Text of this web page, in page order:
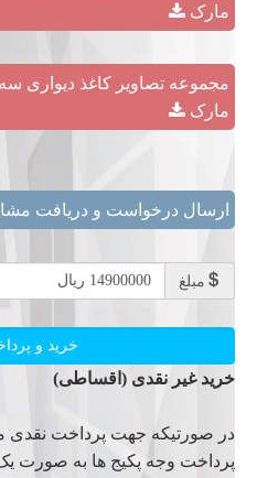
مارک
مارک
ارسال درخواست و دریافت
مبلغ 14900000 ریال
خرید غیر نقدی (اقساطی)
در صورتیکه جهت پرداخت نقدی
پرداخت وجه پکیج ها به صورت